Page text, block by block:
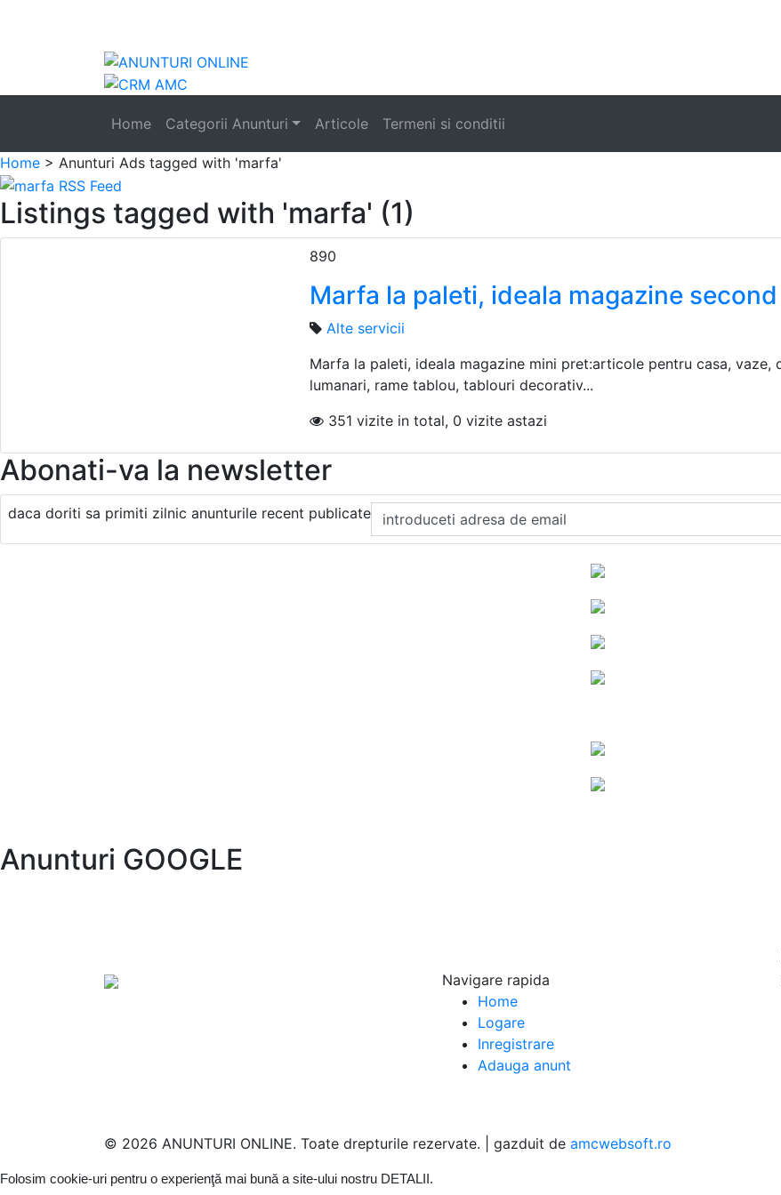
Home Categorii Anunturi Articole Termeni si conditii
Home > Anunturi Ads tagged with 'marfa'
Listings tagged with 'marfa' (1)
890
Marfa la paleti, ideala magazine
Alte servicii
Marfa la paleti, ideala magazine mini pret:articole pentru casa,
lumanari, rame tablou, tablouri decorativ...
351 vizite in total, 0 vizite astazi
Abonati-va la newsletter
daca doriti sa primiti zilnic anunturile recent publicate
Anunturi GOOGLE
Navigare rapida
Home
Logare
Inregistrare
Adauga anunt
© 2026 ANUNTURI ONLINE. Toate drepturile rezervate. | gazduit de amcwebsoft.ro
Folosim cookie-uri pentru o experienţă mai bună a site-ului nostru DETALII .